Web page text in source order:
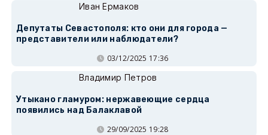
Иван Ермаков
Депутаты Севастополя: кто они для города —
представители или наблюдатели?
03/12/2025 17:36
Владимир Петров
Утыкано гламуром: нержавеющие сердца
появились над Балаклавой
29/09/2025 19:28